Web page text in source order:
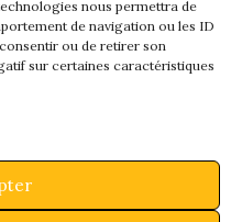
nous permettra de
de navigation ou les ID
ou de retirer son
sur certaines caractéristiques
!